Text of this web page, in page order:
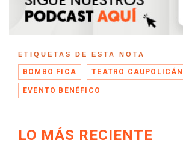
ETIQUETAS DE ESTA NOTA
BOMBO FICA TEATRO CAUPOLICÁN
EVENTO BENÉFICO
LO MÁS RECIENTE